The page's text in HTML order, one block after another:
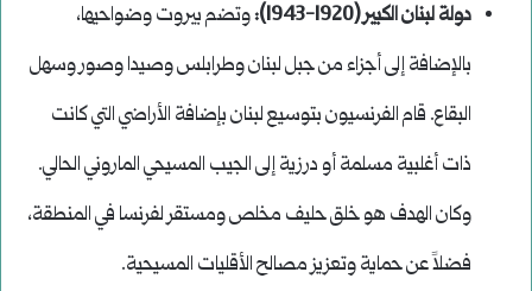
دولة لبنان الكبير (1920-1943):
وتضم بيروت وضواحيها،
بالإضافة إلى أجزاء من جبل لبنان وطرابلس وصيدا وصور وسهل
البقاع. قام الفرنسيون بتوسيع لبنان بإضافة الأراضي التي كانت
ذات أغلبية مسلمة أو درزية إلى الجيب المسيحي الماروني الحالي.
وكان الهدف هو خلق حليف مخلص ومستقر لفرنسا في المنطقة،
فضلاً عن حماية وتعزيز مصالح الأقليات المسيحية.